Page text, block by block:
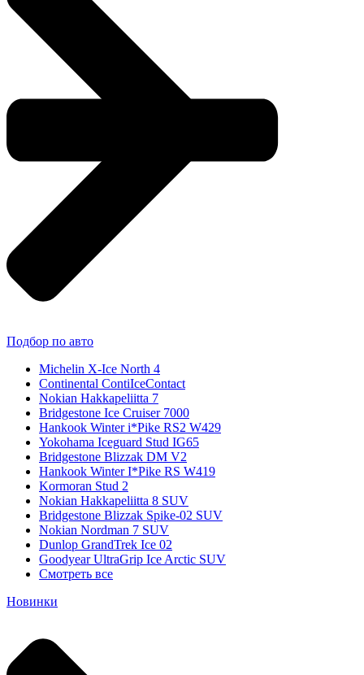
Подбор по авто
Michelin X-Ice North 4
Continental ContiIceContact
Nokian Hakkapeliitta 7
Bridgestone Ice Cruiser 7000
Hankook Winter i*Pike RS2 W429
Yokohama Iceguard Stud IG65
Bridgestone Blizzak DM V2
Hankook Winter I*Pike RS W419
Kormoran Stud 2
Nokian Hakkapeliitta 8 SUV
Bridgestone Blizzak Spike-02 SUV
Nokian Nordman 7 SUV
Dunlop GrandTrek Ice 02
Goodyear UltraGrip Ice Arctic SUV
Смотреть все
Новинки